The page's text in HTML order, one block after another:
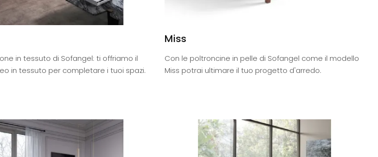
in tessuto di Sofangel: ti offriamo il
in tessuto per completare i tuoi spazi.
Miss
Con le poltroncine in pelle di Sofangel come il modello
Miss potrai ultimare il tuo progetto d'arredo.